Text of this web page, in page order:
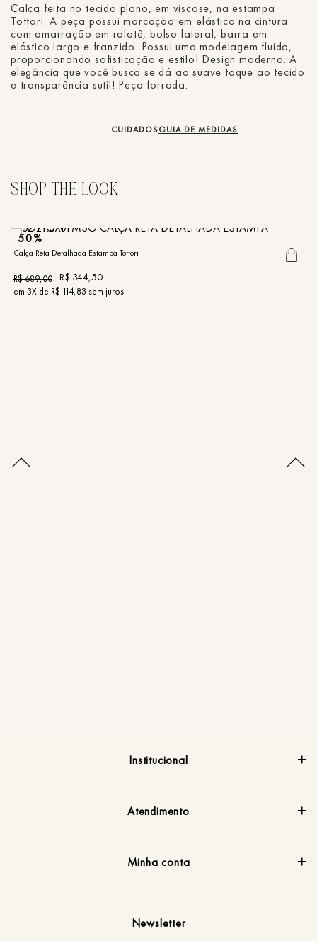
Calça feita no tecido plano, em viscose, na estampa
Tottori. A peça possui marcação em elástico na cintura
com amarração em rolotê, bolso lateral, barra em
elástico largo e franzido. Possui uma modelagem fluida,
proporcionando sofisticação e estilo! Design moderno. A
elegância que você busca se dá ao suave toque ao tecido
e transparência sutil! Peça forrada.
CUIDADOSGUIA DE MEDIDAS
50%
Calça Reta Detalhada Estampa Tottori
R$689,00 R$ 344,50
em 3X de R$ 114,83 sem juros
Institucional
Atendimento
Minha conta
Newsletter